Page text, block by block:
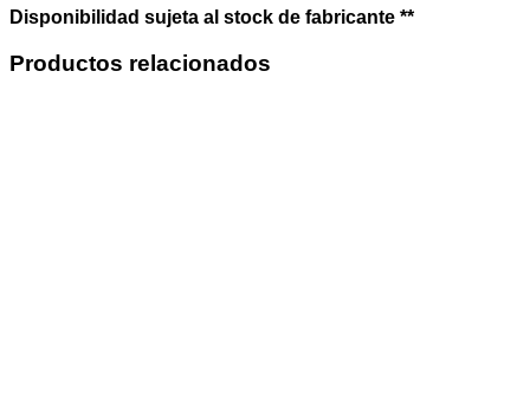
Disponibilidad sujeta al stock de fabricante **
Productos relacionados